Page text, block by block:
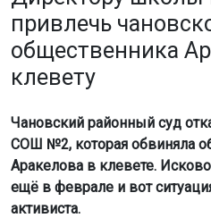
привлечь
общественника
клевету
Чановский районный суд
СОШ №2, которая обвиняла
Аракелова в клевете.
ещё в феврале и вот
активиста.